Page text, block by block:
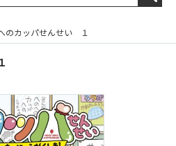
のカッパせんせい １